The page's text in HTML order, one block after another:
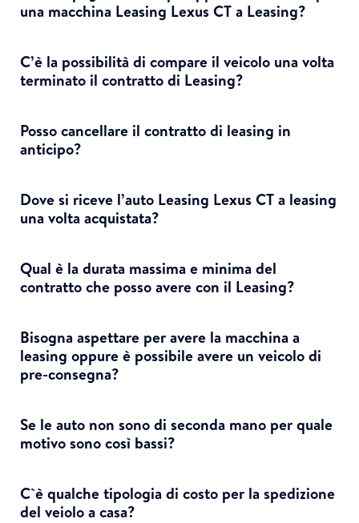
una macchina Leasing Lexus CT a Leasing?
C’è la possibilità di compare il veicolo una volta
terminato il contratto di Leasing?
Posso cancellare il contratto di leasing in
anticipo?
Dove si riceve l’auto Leasing Lexus CT a leasing
una volta acquistata?
Qual è la durata massima e minima del
contratto che posso avere con il Leasing?
Bisogna aspettare per avere la macchina a
leasing oppure è possibile avere un veicolo di
pre-consegna?
Se le auto non sono di seconda mano per quale
motivo sono così bassi?
C`è qualche tipologia di costo per la spedizione
del veiolo a casa?